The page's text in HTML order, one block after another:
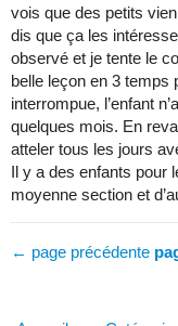
vois que des petits
dis que ça les
observé et je tente le
belle leçon en 3 temps
interrompue, l’enfant
quelques mois. En
atteler tous les jours
Il y a des enfants pour
moyenne section et
← page précédente